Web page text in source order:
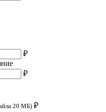
₽
₽
20 МБ) ₽